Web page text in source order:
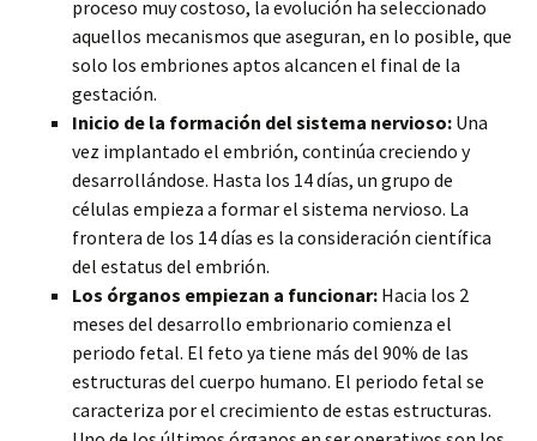
proceso muy costoso, la evolución ha seleccionado
aquellos mecanismos que aseguran, en lo posible, que
solo los embriones aptos alcancen el final de la
gestación.
Inicio de la formación del sistema nervioso: Una
vez implantado el embrión, continúa creciendo y
desarrollándose. Hasta los 14 días, un grupo de
células empieza a formar el sistema nervioso. La
frontera de los 14 días es la consideración científica
del estatus del embrión.
Los órganos empiezan a funcionar: Hacia los 2
meses del desarrollo embrionario comienza el
periodo fetal. El feto ya tiene más del 90% de las
estructuras del cuerpo humano. El periodo fetal se
caracteriza por el crecimiento de estas estructuras.